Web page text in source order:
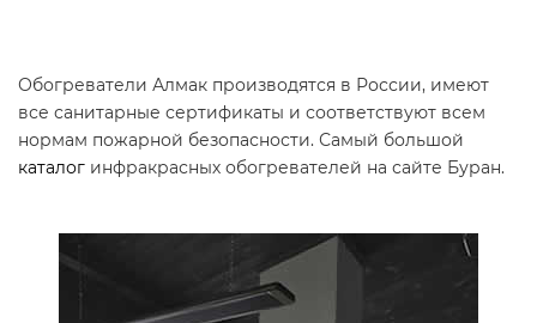
Обогреватели Алмак производятся в России, имеют
все санитарные сертификаты и соответствуют всем
нормам пожарной безопасности. Самый большой
каталог инфракрасных обогревателей на сайте Буран.